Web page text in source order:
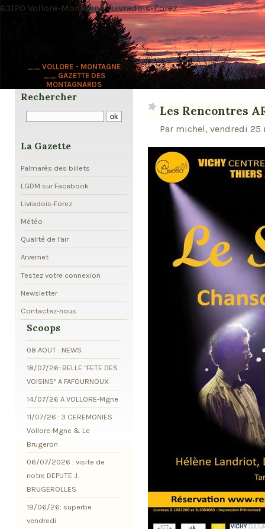
__ VOLLORE - MONTAGNE
__ GAZETTE DES
MONTAGNARDS
63120 Vollore-Montagne · Livradois-Forez
Les Rencontres
Par michel, vendredi
Rechercher
La Gazette
Palmarès des billets
LGDM sur Facebook
Livradois-Forez
Météo
Qualité de l'air
Arvernet
Testez votre connexion
Newsletter
Contactez-nous
Scoops
08 AOUT : NEWS
18/07/26: BELLE "FETE DES
VOISINS" A FAFOURNOUX
14/07/26 A VOLLORE-Mgne
11/07/26 : 3 CEREMONIES
Vollore-Mgne & Le
Brugeron
06/07/2026 : visite de
notre DEPUTE J.
BRUGEROLLES
19/06/26: superbe
vendredi